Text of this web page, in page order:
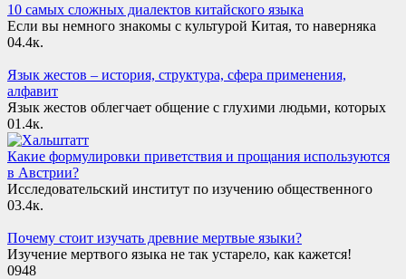
10 самых сложных диалектов китайского языка
Если вы немного знакомы с культурой Китая, то наверняка
04.4к.
Язык жестов – история, структура, сфера применения,
алфавит
Язык жестов облегчает общение с глухими людьми, которых
01.4к.
Какие формулировки приветствия и прощания используются
в Австрии?
Исследовательский институт по изучению общественного
03.4к.
Почему стоит изучать древние мертвые языки?
Изучение мертвого языка не так устарело, как кажется!
0948